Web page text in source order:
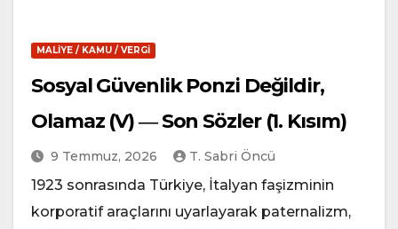
MALIYE / KAMU / VERGI
Sosyal Güvenlik Ponzi Değildir,
Olamaz (V) ― Son Sözler (1. Kısım)
9 Temmuz, 2026 T. Sabri Öncü
1923 sonrasında Türkiye, İtalyan faşizminin
korporatif araçlarını uyarlayarak paternalizm,